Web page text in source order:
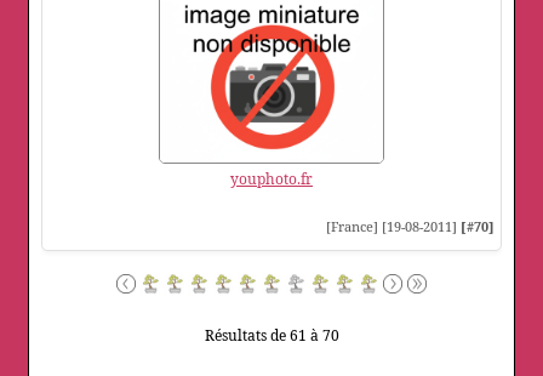
youphoto.fr
[France] [19-08-2011] [#70]
Résultats de 61 à 70